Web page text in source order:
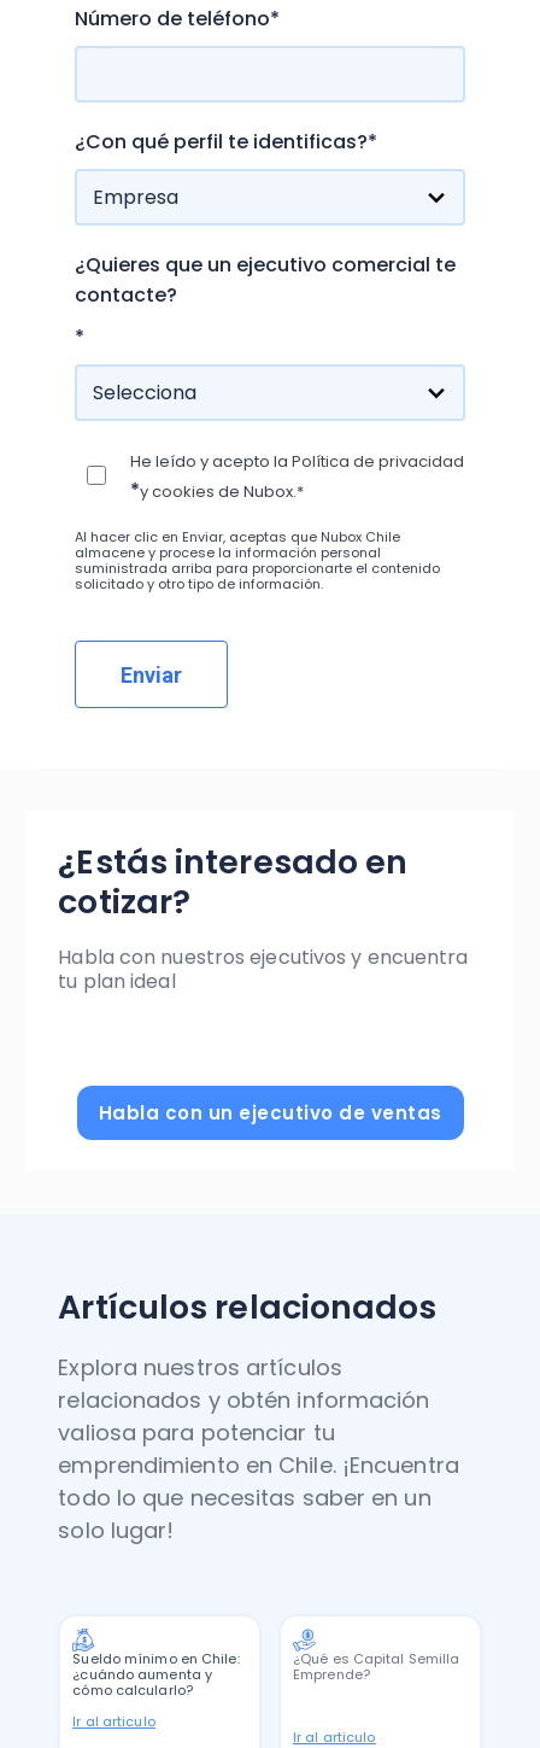
Número de teléfono*
¿Con qué perfil te identificas?*
¿Quieres que un ejecutivo comercial te
contacte?
*
He leído y acepto laPolítica de privacidad
y cookies de Nubox.*
*
Al hacer clic en Enviar, aceptas que Nubox Chile
almacene y procese la información personal
suministrada arriba para proporcionarte el contenido
solicitado y otro tipo de información.
¿Estás interesado en
cotizar?
Habla con nuestros ejecutivos y encuentra
tu plan ideal
Habla con un ejecutivo de ventas
Artículos relacionados
Explora nuestros artículos
relacionados y obtén información
valiosa para potenciar tu
emprendimiento en Chile. ¡Encuentra
todo lo que necesitas saber en un
solo lugar!
Sueldo mínimo en Chile:
¿cuándo aumenta y
cómo calcularlo?
Ir al articulo
¿Qué es Capital Semilla
Emprende?
Ir al articulo